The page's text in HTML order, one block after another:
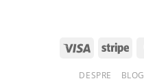
DESPRE BLOG